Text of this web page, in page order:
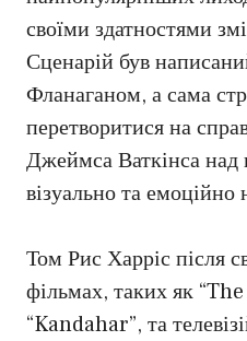
своїми здатностями
Сценарій був
Фланаганом, а сама
перетворитися на
Джеймса Ваткінса над
візуально та
Том Рис Харріс після
фільмах, таких як
“Kandahar”, та